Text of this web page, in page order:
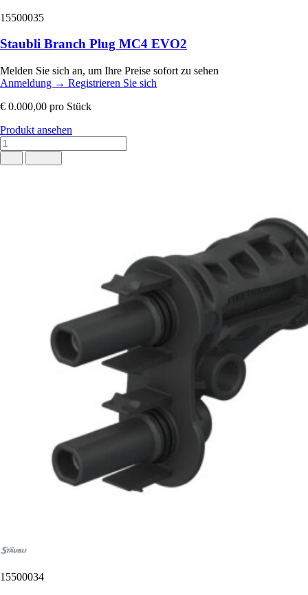
15500035
Staubli Branch Plug MC4 EVO2
Melden Sie sich an, um Ihre Preise sofort zu sehen
Anmeldung → Registrieren Sie sich
€ 0.000,00 pro Stück
Produkt ansehen
15500034